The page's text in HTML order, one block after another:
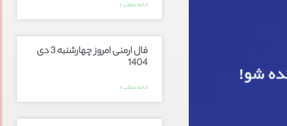
ادامه مطلب »
فال ارمنی امروز چهارشنبه 3 دی
1404
ادامه مطلب »